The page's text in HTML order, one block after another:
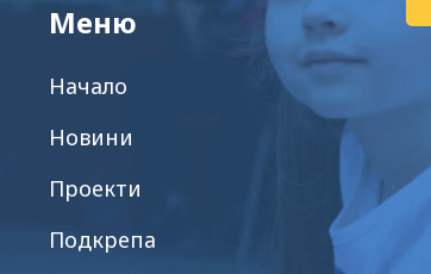
Меню
Начало
Новини
Проекти
Подкрепа